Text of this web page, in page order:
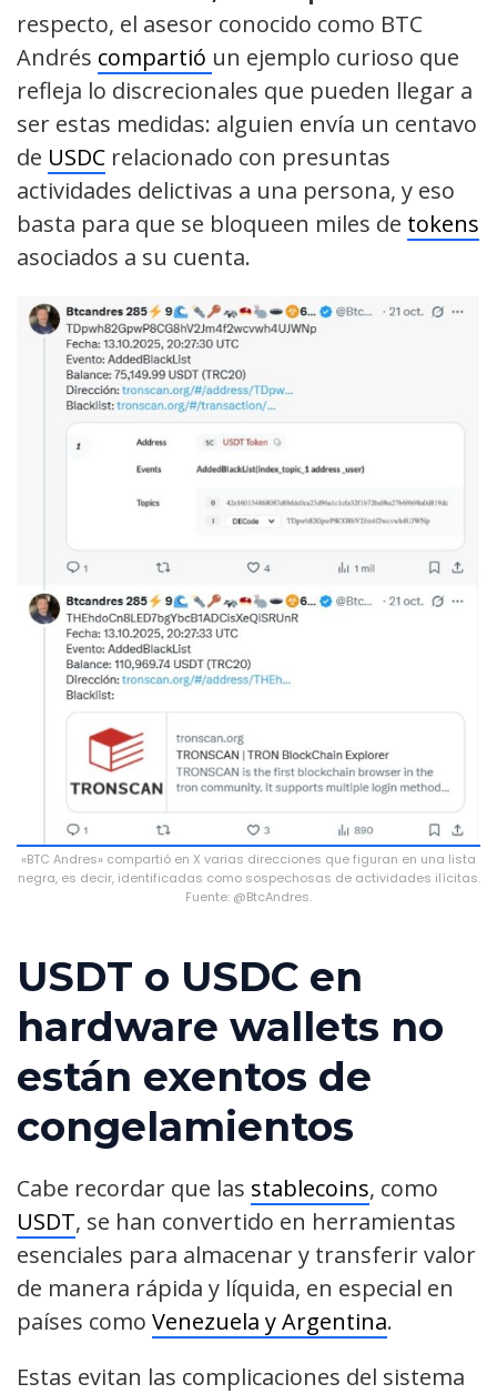
respecto, el asesor conocido como BTC
Andrés compartió un ejemplo curioso que
refleja lo discrecionales que pueden llegar a
ser estas medidas: alguien envía un centavo
de USDC relacionado con presuntas
actividades delictivas a una persona, y eso
basta para que se bloqueen miles de tokens
asociados a su cuenta.
«BTC Andres» compartió en X varias direcciones que figuran en una lista
negra, es decir, identificadas como sospechosas de actividades ilícitas.
Fuente: @BtcAndres.
USDT o USDC en
hardware wallets no
están exentos de
congelamientos
Cabe recordar que las stablecoins, como
USDT, se han convertido en herramientas
esenciales para almacenar y transferir valor
de manera rápida y líquida, en especial en
países como Venezuela y Argentina.
Estas evitan las complicaciones del sistema